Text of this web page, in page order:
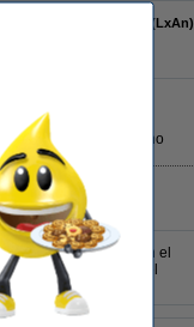
150 x 101 mm (LxAn)
En almacén externo
tu propio diseño en el
diseño, retira el papel
tarjetas o regalos.